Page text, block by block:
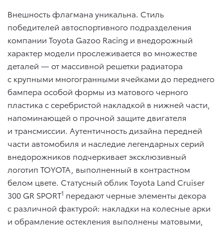
Внешность флагмана уникальна. Стиль
победителей автоспортивного подразделения
компании Toyota Gazoo Racing и внедорожный
характер модели прослеживается во множестве
деталей — от массивной решетки радиатора
с крупными многогранными ячейками до переднего
бампера особой формы из матового черного
пластика с серебристой накладкой в нижней части,
напоминающей о прочной защите двигателя
и трансмиссии. Аутентичность дизайна передней
части автомобиля и наследие легендарных серий
внедорожников подчеркивает эксклюзивный
логотип TOYOTA, выполненный в контрастном
белом цвете. Статусный облик Toyota Land Cruiser
300 GR SPORT1 передают черные элементы декора
с различной фактурой: накладки на колесные арки
и обрамление остекления выполнены матовыми,